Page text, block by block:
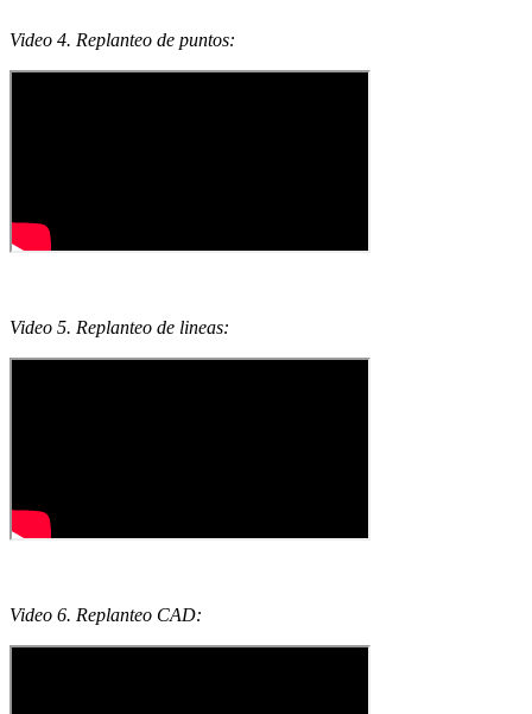
Video 4. Replanteo de puntos:
Video 5. Replanteo de lineas:
Video 6. Replanteo CAD: